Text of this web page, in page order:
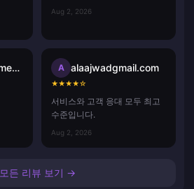
Aug 2, 2026
Chamuditha Sameenath A alaajwadgmail.com
★★★★☆
서비스와 고객 응대 모두 최고
수준입니다.
Aug 2, 2026
모든 리뷰 보기 →